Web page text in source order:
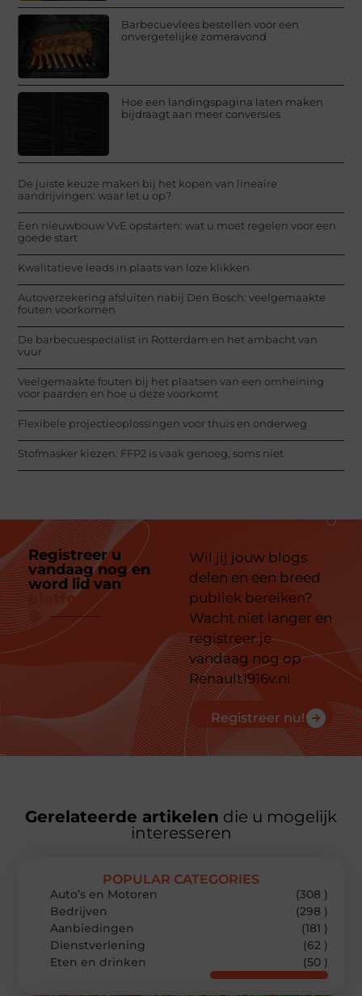
Barbecuevlees bestellen voor een
onvergetelijke zomeravond
Hoe een landingspagina laten maken
bijdraagt aan meer conversies
De juiste keuze maken bij het kopen van lineaire
aandrijvingen: waar let u op?
Een nieuwbouw VvE opstarten: wat u moet regelen voor een
goede start
Kwalitatieve leads in plaats van loze klikken
Autoverzekering afsluiten nabij Den Bosch: veelgemaakte
fouten voorkomen
De barbecuespecialist in Rotterdam en het ambacht van
vuur
Veelgemaakte fouten bij het plaatsen van een omheining
voor paarden en hoe u deze voorkomt
Flexibele projectieoplossingen voor thuis en onderweg
Stofmasker kiezen: FFP2 is vaak genoeg, soms niet
Registreer u
vandaag nog en
word lid van
platform
Wil jij jouw blogs
delen en een breed
publiek bereiken?
Wacht niet langer en
registreer je
vandaag nog op
Renault1916v.nl
Registreer nu!
Gerelateerde artikelen die u mogelijk
interesseren
POPULAR CATEGORIES
Auto’s en Motoren
(308 )
Bedrijven
(298 )
Aanbiedingen
(181 )
Dienstverlening
(62 )
Eten en drinken
(50 )